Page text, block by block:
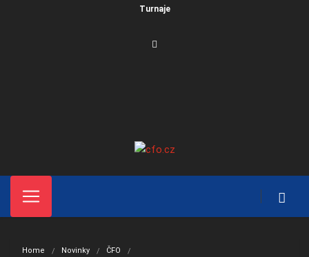
Turnaje
Home Novinky ČFO